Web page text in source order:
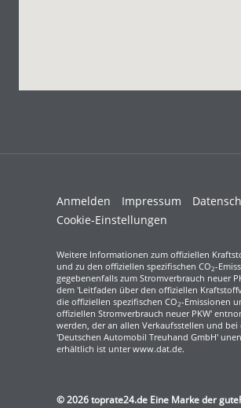
Anmelden Impressum
Cookie-Einstellungen
Weitere Informationen zum offiziellen
und zu den offiziellen spezifischen CO2-
gegebenenfalls zum Stromverbrauch neuer
dem 'Leitfaden über den offiziellen
die offiziellen spezifischen CO2-Emissionen
offiziellen Stromverbrauch neuer PKW'
werden, der an allen Verkaufsstellen und bei
'Deutschen Automobil Treuhand GmbH'
erhältlich ist unter www.dat.de.
© 2026toprate24.de Eine Marke der